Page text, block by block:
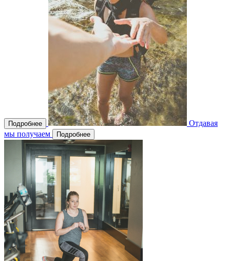
Подробнее
Отдавая
мы получаем
Подробнее